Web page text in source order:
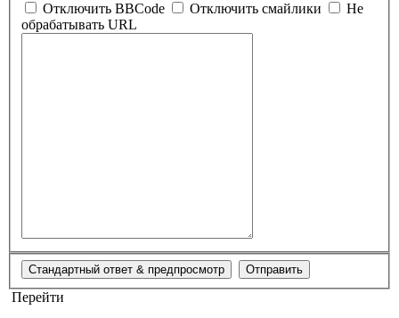
Отключить BBCode Отключить смайлики
Не
обрабатывать URL
Перейти